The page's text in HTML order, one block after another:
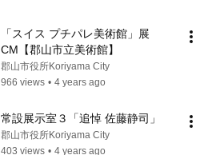
「スイス プチパレ美術館」展
CM【郡山市立美術館】
郡山市役所Koriyama City
966 views • 4 years ago
常設展示室３「追悼 佐藤静司」
郡山市役所Koriyama City
403 views • 4 years ago